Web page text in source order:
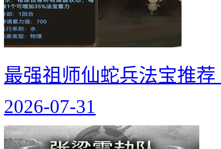
最强祖师仙蛇兵法宝推
2026-07-31